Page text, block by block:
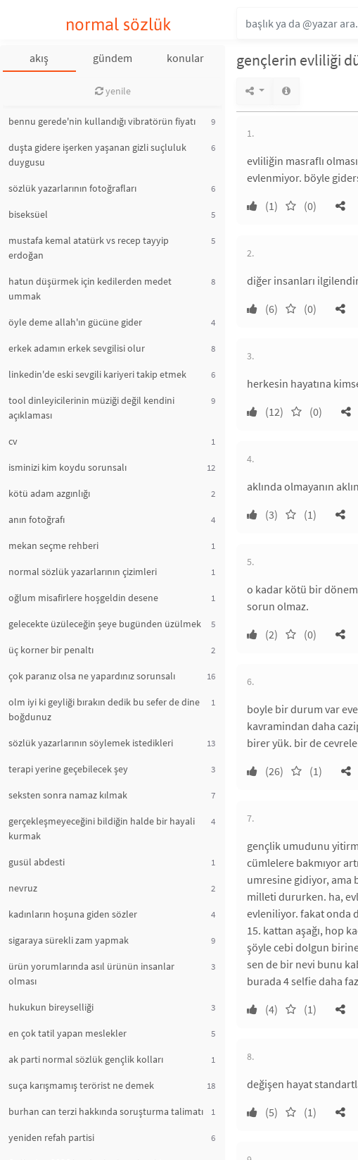
normal sözlük
akış gündem konular
yenile
bennu gerede'nin kullandığı vibratörün fiyatı 9
duşta gidere işerken yaşanan gizli suçluluk
duygusu
6
sözlük yazarlarının fotoğrafları 6
biseksüel 5
mustafa kemal atatürk vs recep tayyip
erdoğan
5
hatun düşürmek için kedilerden medet
ummak
8
öyle deme allah'ın gücüne gider 4
erkek adamın erkek sevgilisi olur 8
linkedin'de eski sevgili kariyeri takip etmek 6
tool dinleyicilerinin müziği değil kendini
açıklaması
9
cv 1
isminizi kim koydu sorunsalı 12
kötü adam azgınlığı 2
anın fotoğrafı 4
mekan seçme rehberi 1
normal sözlük yazarlarının çizimleri 1
oğlum misafirlere hoşgeldin desene 1
gelecekte üzüleceğin şeye bugünden üzülmek 5
üç korner bir penaltı 2
çok paranız olsa ne yapardınız sorunsalı 16
olm iyi ki geyliği bırakın dedik bu sefer de dine
boğdunuz
1
sözlük yazarlarının söylemek istedikleri 13
terapi yerine geçebilecek şey 3
seksten sonra namaz kılmak 7
gerçekleşmeyeceğini bildiğin halde bir hayali
kurmak
4
gusül abdesti 1
nevruz 2
kadınların hoşuna giden sözler 4
sigaraya sürekli zam yapmak 9
ürün yorumlarında asıl ürünün insanlar
olması
3
hukukun bireyselliği 3
en çok tatil yapan meslekler 5
ak parti normal sözlük gençlik kolları 1
suça karışmamış terörist ne demek 18
burhan can terzi hakkında soruşturma talimatı 1
yeniden refah partisi 6
gençlerin evliliği
1.
evliliğin masraflı
evlenmiyor. böyle
(1)
(0)
2.
diğer insanları
(6)
(0)
3.
herkesin hayatına
(12)
(0)
4.
aklında olmayanın
(3)
(1)
5.
o kadar kötü bir
sorun olmaz.
(2)
(0)
6.
boyle bir durum var
kavramindan daha
birer yük. bir de
(26)
(1)
7.
gençlik umudunu
cümlelere bakmıyor
umresine gidiyor, ama
milleti dururken. ha,
evleniliyor. fakat onda
15. kattan aşağı, hop
şöyle cebi dolgun
sen de bir nevi bunu
burada 4 selfie daha
(4)
(1)
8.
değişen hayat
(5)
(1)